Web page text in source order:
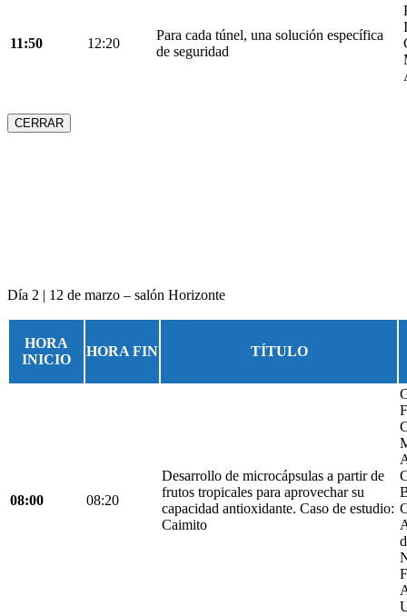
11:50 12:20
Para cada túnel, una solución específica
de seguridad
CERRAR
Día 2 | 12 de marzo – salón Horizonte
HORA
INICIO
HORA FIN TÍTULO
08:00 08:20
Desarrollo de microcápsulas a partir de
frutos tropicales para aprovechar su
capacidad antioxidante. Caso de estudio:
Caimito